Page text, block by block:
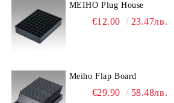
MEIHO Plug House
€12.00 23.47лв.
Meiho Flap Board
€29.90 58.48лв.